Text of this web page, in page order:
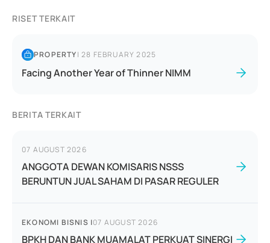
RISET TERKAIT
PROPERTY|28 FEBRUARY 2025
Facing Another Year of Thinner NIMM
BERITA TERKAIT
07 AUGUST 2026
ANGGOTA DEWAN KOMISARIS NSSS
BERUNTUN JUAL SAHAM DI PASAR REGULER
EKONOMI BISNIS |07 AUGUST 2026
BPKH DAN BANK MUAMALAT PERKUAT SINERGI